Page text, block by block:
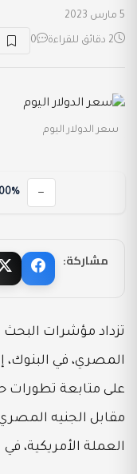
5 مارس 2023
2 دقائق للقراءة 0
سعر الدولار اليوم
مشاركة:
تزداد مؤشرات
المصري، في البنوك،
على متابعة تطورات
مقابل الجنيه
العملة الأمريكية،